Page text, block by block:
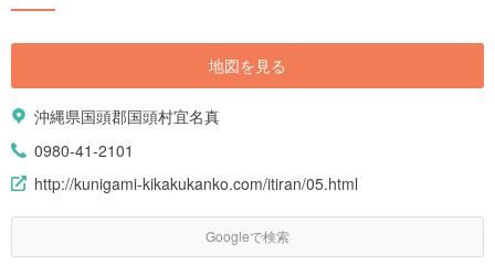
地図を見る
沖縄県国頭郡国頭村宜名真
0980-41-2101
http://kunigami-kikakukanko.com/itiran/05.html
Googleで検索